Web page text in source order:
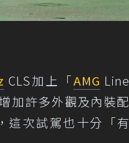
CLS加上「AMG Line
加許多外觀及內裝配
這次試駕也十分「有